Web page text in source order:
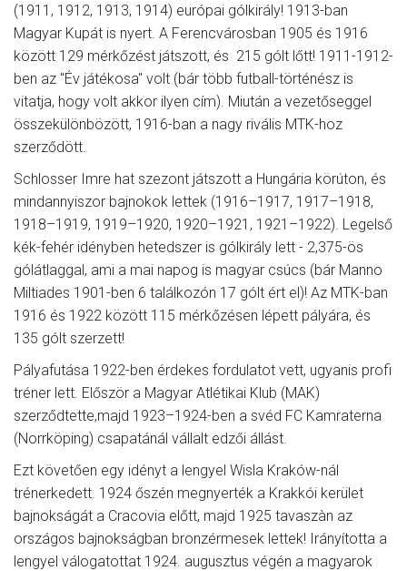
(1911, 1912, 1913, 1914) európai gólkirály! 1913-ban
Magyar Kupát is nyert. A Ferencvárosban 1905 és 1916
között 129 mérkőzést játszott, és 215 gólt lőtt! 1911-1912-
ben az "Év játékosa" volt (bár több futball-történész is
vitatja, hogy volt akkor ilyen cím). Miután a vezetőseggel
összekülönbözött, 1916-ban a nagy rivális MTK-hoz
szerződött.
Schlosser Imre hat szezont játszott a Hungária körúton, és
mindannyiszor bajnokok lettek (1916–1917, 1917–1918,
1918–1919, 1919–1920, 1920–1921, 1921–1922). Legelső
kék-fehér idényben hetedszer is gólkirály lett - 2,375-ös
gólátlaggal, ami a mai napog is magyar csúcs (bár Manno
Miltiades 1901-ben 6 találkozón 17 gólt ért el)! Az MTK-ban
1916 és 1922 között 115 mérkőzésen lépett pályára, és
135 gólt szerzett!
Pályafutása 1922-ben érdekes fordulatot vett, ugyanis profi
tréner lett. Először a Magyar Atlétikai Klub (MAK)
szerződtette,majd 1923–1924-ben a svéd FC Kamraterna
(Norrköping) csapatánál vállalt edzői állást.
Ezt követően egy idényt a lengyel Wisla Kraków-nál
trénerkedett. 1924 őszén megnyerték a Krakkói kerület
bajnokságát a Cracovia előtt, majd 1925 tavaszàn az
országos bajnokságban bronzérmesek lettek! Irányította a
lengyel válogatottat 1924. augusztus végén a magyarok